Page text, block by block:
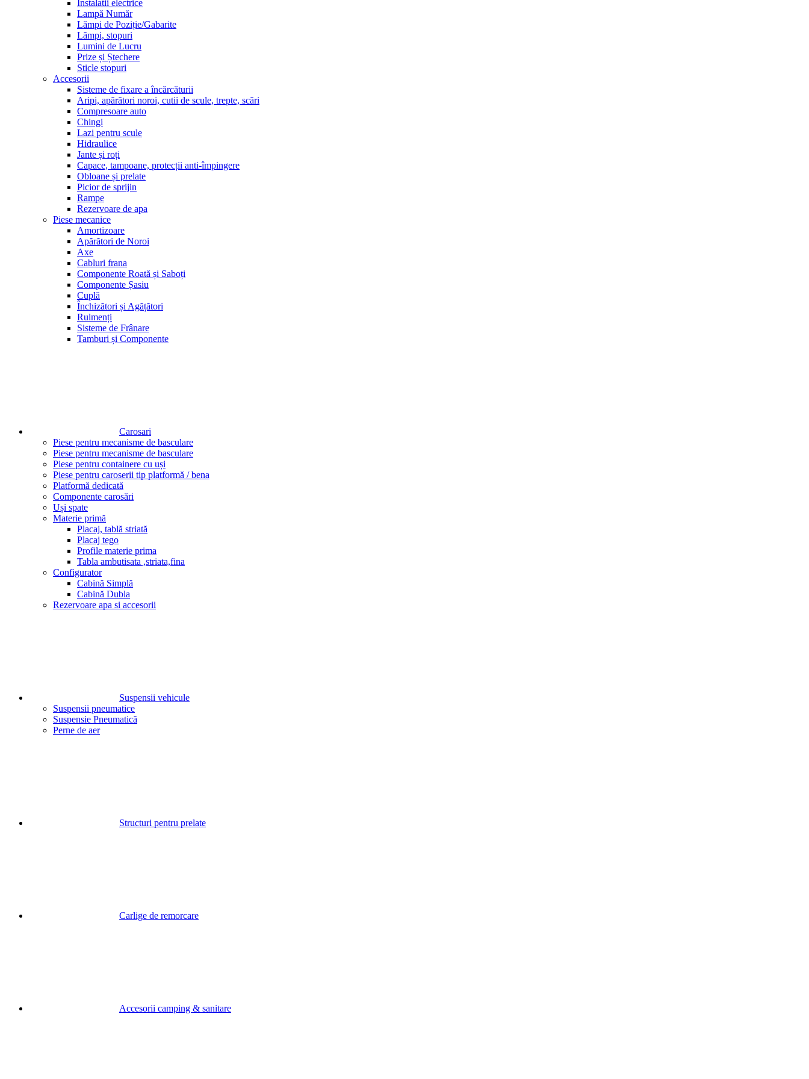
Instalatii electrice
Lampă Număr
Lămpi de Poziție/Gabarite
Lămpi, stopuri
Lumini de Lucru
Prize și Ștechere
Sticle stopuri
Accesorii
Sisteme de fixare a încărcăturii
Aripi, apărători noroi, cutii de scule, trepte, scări
Compresoare auto
Chingi
Lazi pentru scule
Hidraulice
Jante și roți
Capace, tampoane, protecții anti-împingere
Obloane și prelate
Picior de sprijin
Rampe
Rezervoare de apa
Piese mecanice
Amortizoare
Apărători de Noroi
Axe
Cabluri frana
Componente Roată și Saboți
Componente Șasiu
Cuplă
Închizători și Agățători
Rulmenți
Sisteme de Frânare
Tamburi și Componente
Carosari
Piese pentru mecanisme de basculare
Piese pentru mecanisme de basculare
Piese pentru containere cu uși
Piese pentru caroserii tip platformă / bena
Platformă dedicată
Componente carosări
Uși spate
Materie primă
Placaj, tablă striată
Placaj tego
Profile materie prima
Tabla ambutisata ,striata,fina
Configurator
Cabină Simplă
Cabină Dubla
Rezervoare apa si accesorii
Suspensii vehicule
Suspensii pneumatice
Suspensie Pneumatică
Perne de aer
Structuri pentru prelate
Carlige de remorcare
Accesorii camping & sanitare